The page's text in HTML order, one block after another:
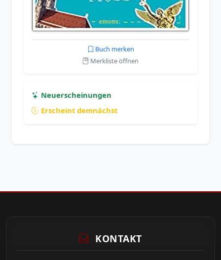
Buch merken
Merkliste öffnen
Neuerscheinungen
Erscheint demnächst
KONTAKT